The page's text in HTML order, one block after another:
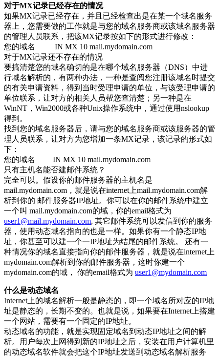
对于MX记录已经存在的情况
如果MX记录已经存在，并且已经检查出是在某一个域名服务
器上，您需要做的工作就是与您的域名服务商或该域名服务器
的管理人员联系，把该MX记录按如下的形式进行修改：
您的域名 IN MX 10 mail.mydomain.com
对于MX记录还不存在的情况
要搞清楚您的域名确切的是在哪个域名服务器（DNS）中进
行域名解析的，有两种办法，一种是查阅您注册该域名时提交
的有关申请资料，得到当时受理申请的单位，与该受理申请的
单位联系，让对方的相关人员帮您查清楚；另一种是在
WinNT，Win2000或各种Unix操作系统中，通过使用nslookup
得到。
找到您的域名服务器后，请与您的域名服务商或该服务器的管
理人员联系，让对方为您增加一条MX记录，该记录的形式如
下：
您的域名 IN MX 10 mail.mydomain.com
只有主机名能否建邮件系统？
完全可以。假设你的邮件服务器的主机名是
mail.mydomain.com，就是说在internet上mail.mydomain.com解
析到你的 邮件服务器IP地址。你可以在你的邮件系统中建立
一个叫 mail.mydomain.com的域，你的email格式为
user1@mail.mydomain.com, 其它邮件系统可以发信到你的服务
器，使用动态域名指向的也是一样。如果你有一个静态IP地
址，你甚至可以建一个一IP地址为结尾的邮件系统。 还有一
种情况你的域名直接指向你的邮件服务器，就是说在internet上
mydomain.com解析到你的邮件服务器，这时你建一个
mydomain.com的域， 你的email格式为 user1@mydomain.com
什么是动态域名
Internet上的域名解析一般是静态的，即一个域名所对应的IP地
址是静态的，长期不变的。也就是说，如果要在Internet上搭建
一个网站，需要有一个固定的IP地址。
动态域名的功能，就是实现固定域名到动态IP地址之间的解
析。用户每次上网得到新的IP地址之后，安装在用户计算机里
的动态域名软件就会把这个IP地址发送到动态域名解析服务